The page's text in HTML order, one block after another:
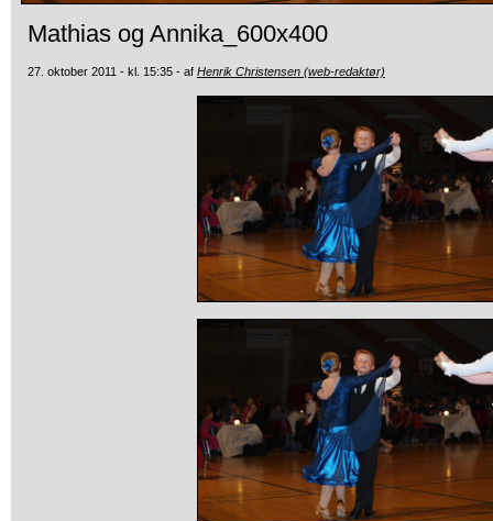
Mathias og Annika_600x400
27. oktober 2011 - kl. 15:35 - af Henrik Christensen (web-redaktør)